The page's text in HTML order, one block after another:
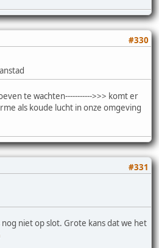
#330
te wachten----------->>> komt er
als koude lucht in onze omgeving
#331
niet op slot. Grote kans dat we het